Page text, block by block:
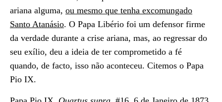
ariana alguma, ou mesmo que tenha excomungado
Santo Atanásio. O Papa Libério foi um defensor firme
da verdade durante a crise ariana, mas, ao regressar do
seu exílio, deu a ideia de ter comprometido a fé
quando, de facto, isso não aconteceu. Citemos o Papa
Pio IX.